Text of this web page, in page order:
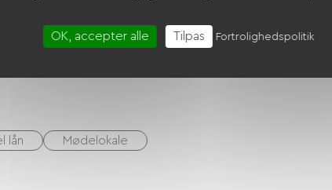
lån Mødelokale
OK, accepter alle Tilpas Fortrolighedspolitik